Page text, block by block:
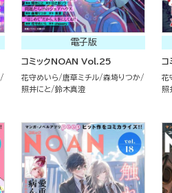
電子版
コミックNOAN Vol.25
花守めいら 唐草ミチル 森埼りつか
照井にと
鈴木真澄
コ
花
照